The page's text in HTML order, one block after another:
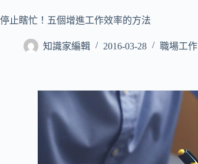
停止瞎忙！五個增進工作效率的方法
知識家編輯 2016-03-28 職場工作